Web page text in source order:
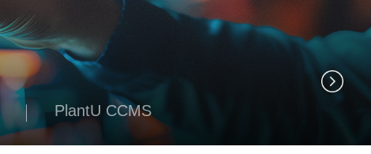
PlantU CCMS